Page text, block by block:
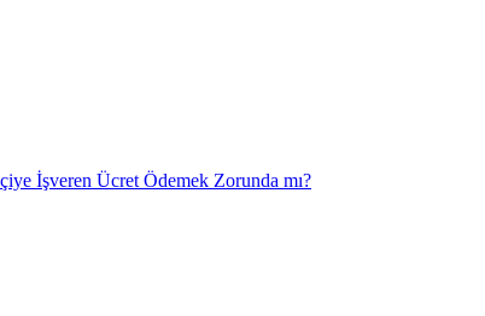
İşveren Ücret Ödemek Zorunda mı?